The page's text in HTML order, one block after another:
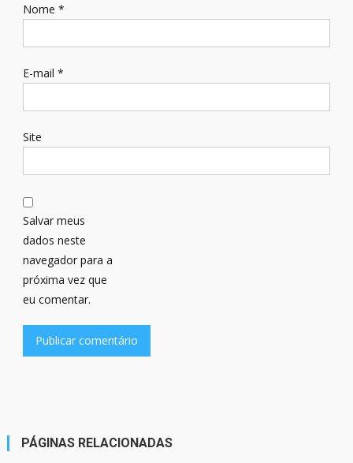
Nome *
E-mail *
Site
Salvar meus
dados neste
navegador para a
próxima vez que
eu comentar.
PÁGINAS RELACIONADAS